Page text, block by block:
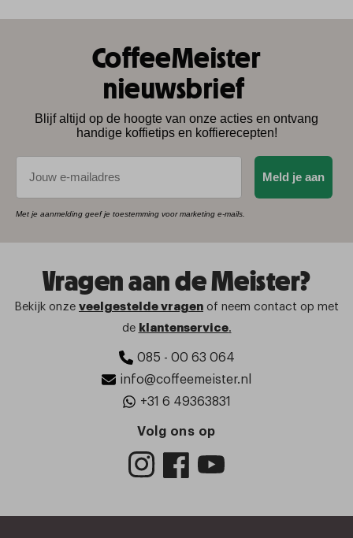
CoffeeMeister
nieuwsbrief
Blijf altijd op de hoogte van onze acties en ontvang
handige koffietips en koffierecepten!
E-mail
Meld je aan
Met je aanmelding geef je toestemming voor marketing e-mails.
Vragen aan de Meister?
Bekijk onze veelgestelde vragen of neem contact op met
de klantenservice.
085 - 00 63 064
info@coffeemeister.nl
+31 6 49363831
Volg ons op